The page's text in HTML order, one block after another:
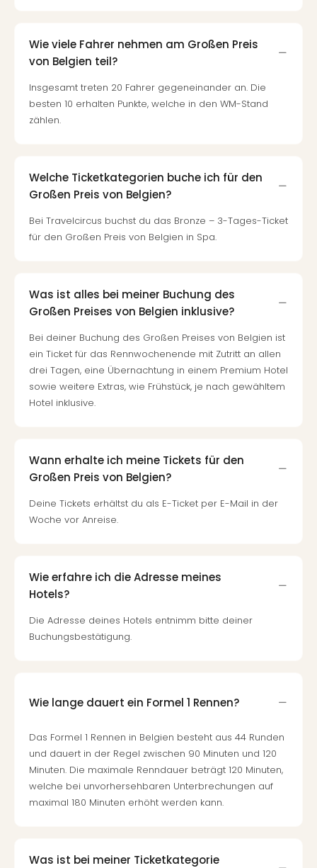
Wie viele Fahrer nehmen am Großen Preis
von Belgien teil?
Insgesamt treten 20 Fahrer gegeneinander an. Die
besten 10 erhalten Punkte, welche in den WM-Stand
zählen.
Welche Ticketkategorien buche ich für den
Großen Preis von Belgien?
Bei Travelcircus buchst du das Bronze – 3-Tages-Ticket
für den Großen Preis von Belgien in Spa.
Was ist alles bei meiner Buchung des
Großen Preises von Belgien inklusive?
Bei deiner Buchung des Großen Preises von Belgien ist
ein Ticket für das Rennwochenende mit Zutritt an allen
drei Tagen, eine Übernachtung in einem Premium Hotel
sowie weitere Extras, wie Frühstück, je nach gewähltem
Hotel inklusive.
Wann erhalte ich meine Tickets für den
Großen Preis von Belgien?
Deine Tickets erhältst du als E-Ticket per E-Mail in der
Woche vor Anreise.
Wie erfahre ich die Adresse meines
Hotels?
Die Adresse deines Hotels entnimm bitte deiner
Buchungsbestätigung.
Wie lange dauert ein Formel 1 Rennen?
Das Formel 1 Rennen in Belgien besteht aus 44 Runden
und dauert in der Regel zwischen 90 Minuten und 120
Minuten. Die maximale Renndauer beträgt 120 Minuten,
welche bei unvorhersehbaren Unterbrechungen auf
maximal 180 Minuten erhöht werden kann.
Was ist bei meiner Ticketkategorie